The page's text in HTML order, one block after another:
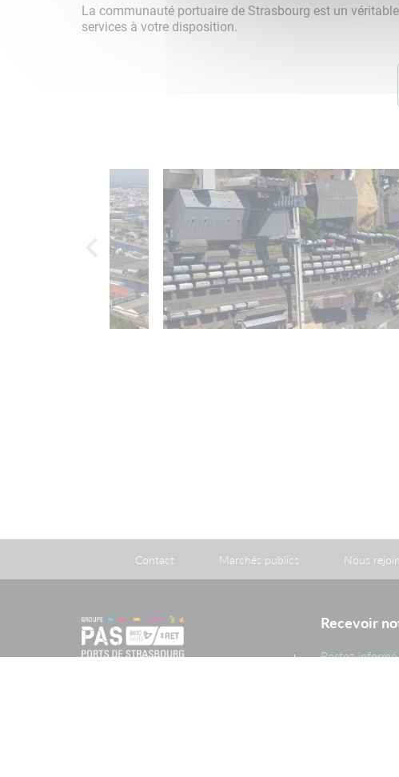
La communauté portuaire de Strasbourg est un
services à votre disposition.
Contact Marchés publics Nous
Recevoir
Restez